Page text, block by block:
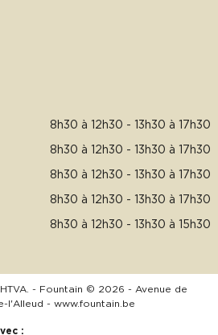
8h30 à 12h30 - 13h30 à 17h30
8h30 à 12h30 - 13h30 à 17h30
8h30 à 12h30 - 13h30 à 17h30
8h30 à 12h30 - 13h30 à 17h30
8h30 à 12h30 - 13h30 à 15h30
- Fountain © 2026 - Avenue de
l'Alleud - www.fountain.be
: